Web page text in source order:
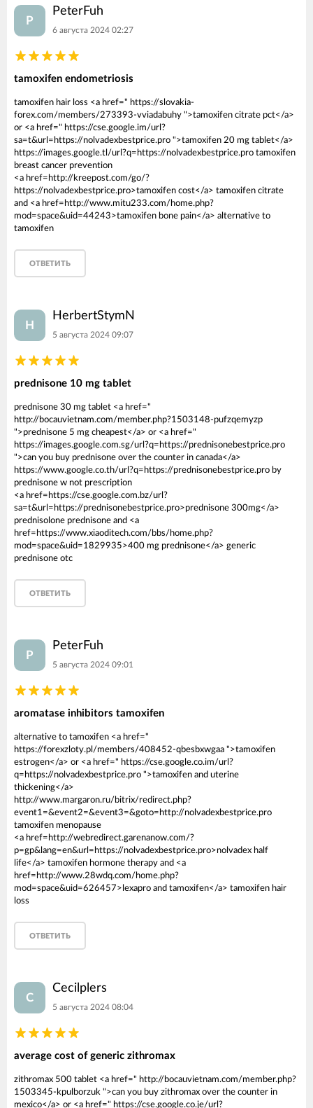
P
PeterFuh
6 августа 2024 02:27
tamoxifen endometriosis
tamoxifen hair loss <a href=" https://slovakia-
forex.com/members/273393-vviadabuhy ">tamoxifen citrate pct</a>
or <a href=" https://cse.google.im/url?
sa=t&url=https://nolvadexbestprice.pro ">tamoxifen 20 mg tablet</a>
https://images.google.tl/url?q=https://nolvadexbestprice.pro tamoxifen
breast cancer prevention
<a href=http://kreepost.com/go/?
https://nolvadexbestprice.pro>tamoxifen cost</a> tamoxifen citrate
and <a href=http://www.mitu233.com/home.php?
mod=space&uid=44243>tamoxifen bone pain</a> alternative to
tamoxifen
ОТВЕТИТЬ
H
HerbertStymN
5 августа 2024 09:07
prednisone 10 mg tablet
prednisone 30 mg tablet <a href="
http://bocauvietnam.com/member.php?1503148-pufzqemyzp
">prednisone 5 mg cheapest</a> or <a href="
https://images.google.com.sg/url?q=https://prednisonebestprice.pro
">can you buy prednisone over the counter in canada</a>
https://www.google.co.th/url?q=https://prednisonebestprice.pro by
prednisone w not prescription
<a href=https://cse.google.com.bz/url?
sa=t&url=https://prednisonebestprice.pro>prednisone 300mg</a>
prednisolone prednisone and <a
href=https://www.xiaoditech.com/bbs/home.php?
mod=space&uid=1829935>400 mg prednisone</a> generic
prednisone otc
ОТВЕТИТЬ
P
PeterFuh
5 августа 2024 09:01
aromatase inhibitors tamoxifen
alternative to tamoxifen <a href="
https://forexzloty.pl/members/408452-qbesbxwgaa ">tamoxifen
estrogen</a> or <a href=" https://cse.google.co.im/url?
q=https://nolvadexbestprice.pro ">tamoxifen and uterine
thickening</a>
http://www.margaron.ru/bitrix/redirect.php?
event1=&event2=&event3=&goto=http://nolvadexbestprice.pro
tamoxifen menopause
<a href=http://webredirect.garenanow.com/?
p=gp&lang=en&url=https://nolvadexbestprice.pro>nolvadex half
life</a> tamoxifen hormone therapy and <a
href=http://www.28wdq.com/home.php?
mod=space&uid=626457>lexapro and tamoxifen</a> tamoxifen hair
loss
ОТВЕТИТЬ
C
Cecilplers
5 августа 2024 08:04
average cost of generic zithromax
zithromax 500 tablet <a href=" http://bocauvietnam.com/member.php?
1503345-kpulborzuk ">can you buy zithromax over the counter in
mexico</a> or <a href=" https://cse.google.co.je/url?